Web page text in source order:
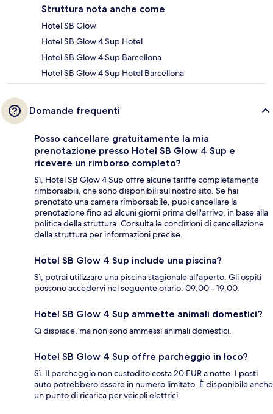
Struttura nota anche come
Hotel SB Glow
Hotel SB Glow 4 Sup Hotel
Hotel SB Glow 4 Sup Barcellona
Hotel SB Glow 4 Sup Hotel Barcellona
Domande frequenti
Posso cancellare gratuitamente la mia
prenotazione presso Hotel SB Glow 4 Sup e
ricevere un rimborso completo?
Sì, Hotel SB Glow 4 Sup offre alcune tariffe completamente
rimborsabili, che sono disponibili sul nostro sito. Se hai
prenotato una camera rimborsabile, puoi cancellare la
prenotazione fino ad alcuni giorni prima dell'arrivo, in base alla
politica della struttura. Consulta le condizioni di cancellazione
della struttura per informazioni precise.
Hotel SB Glow 4 Sup include una piscina?
Sì, potrai utilizzare una piscina stagionale all'aperto. Gli ospiti
possono accedervi nel seguente orario: 09:00 - 19:00.
Hotel SB Glow 4 Sup ammette animali domestici?
Ci dispiace, ma non sono ammessi animali domestici.
Hotel SB Glow 4 Sup offre parcheggio in loco?
Sì. Il parcheggio non custodito costa 20 EUR a notte. I posti
auto potrebbero essere in numero limitato. È disponibile anche
un punto di ricarica per veicoli elettrici.